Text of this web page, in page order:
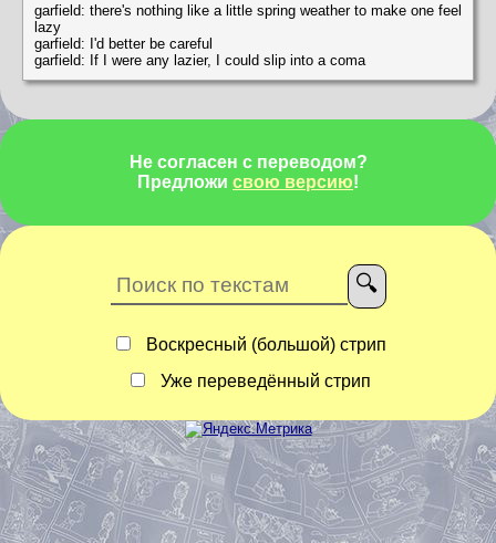
garfield: there's nothing like a little spring weather to make one feel
lazy
garfield: I'd better be careful
garfield: If I were any lazier, I could slip into a coma
Не согласен с переводом?
Предложи свою версию!
Воскресный (большой) стрип
Уже переведённый стрип